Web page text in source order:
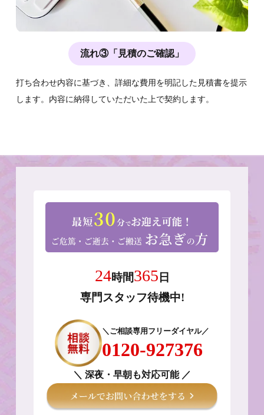
流れ③「見積のご確認」
打ち合わせ内容に基づき、詳細な費用を明記した見積書を提示
します。内容に納得していただいた上で契約します。
24時間365 日
専門スタッフ待機中!
＼ご相談専用フリーダイヤル／
0120-927376
＼ 深夜・早朝も対応可能 ／